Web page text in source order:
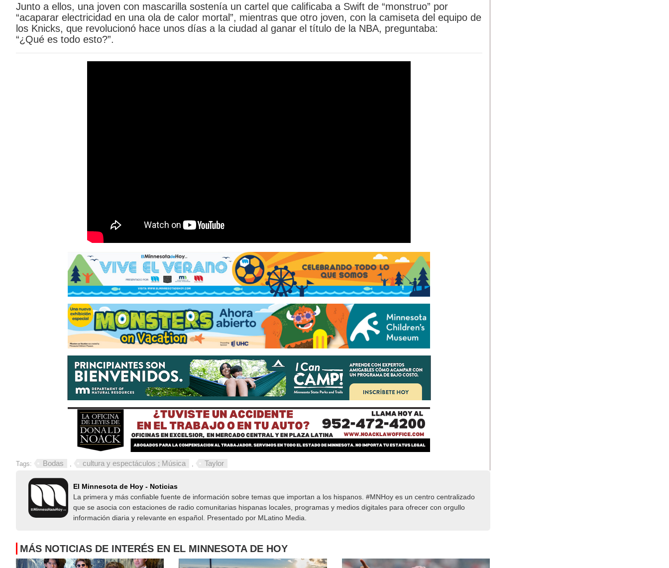
Junto a ellos, una joven con mascarilla sostenía un cartel que calificaba a Swift de “monstruo” por
“acaparar electricidad en una ola de calor mortal”, mientras que otro joven, con la camiseta del equipo de
los Knicks, que revolucionó hace unos días a la ciudad al ganar el título de la NBA, preguntaba:
“¿Qué es todo esto?”.
Tags: Bodas , cultura y espectáculos ; Música , Taylor
El Minnesota de Hoy - Noticias
La primera y más confiable fuente de información sobre temas que importan a los hispanos. #MNHoy es un centro centralizado
que se asocia con estaciones de radio comunitarias hispanas locales, programas y medios digitales para ofrecer con orgullo
información diaria y relevante en español. Presentado por MLatino Media.
MÁS NOTICIAS DE INTERÉS EN EL MINNESOTA DE HOY